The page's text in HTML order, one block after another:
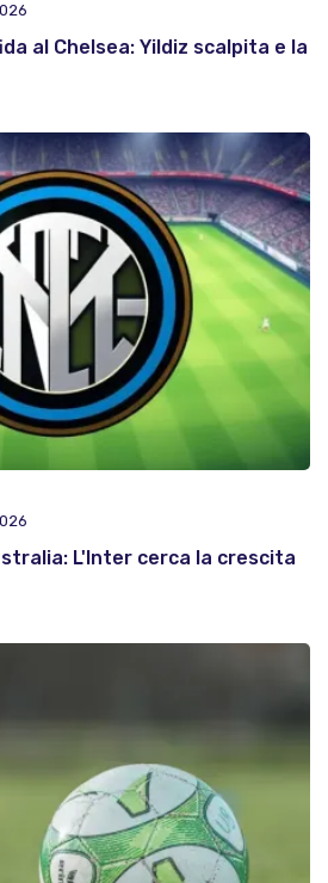
al Chelsea: Yildiz scalpita e la
L'Inter cerca la crescita